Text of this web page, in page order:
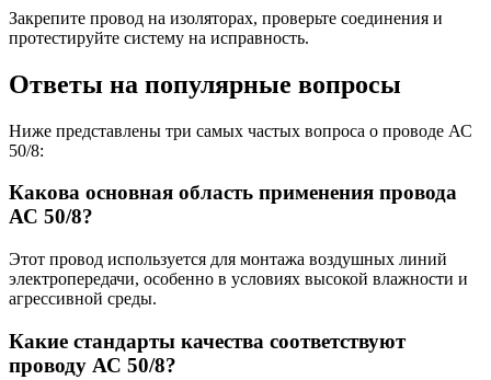
Закрепите провод на изоляторах, проверьте соединения и
протестируйте систему на исправность.
Ответы на популярные вопросы
Ниже представлены три самых частых вопроса о проводе АС
50/8:
Какова основная область применения провода
АС 50/8?
Этот провод используется для монтажа воздушных линий
электропередачи, особенно в условиях высокой влажности и
агрессивной среды.
Какие стандарты качества соответствуют
проводу АС 50/8?